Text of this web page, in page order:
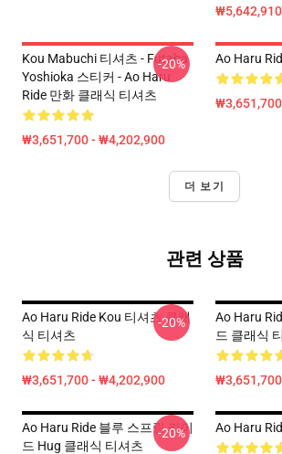
Kou Mabuchi 티셔츠 - Futaba
Yoshioka 스티커 - Ao Haru
Ride 만화 클래식 티셔츠
₩3,651,700 - ₩4,202,900
-20% Ao Haru
더 보기
관련 상품
Ao Haru Ride Kou 티셔츠 클래
식 티셔츠
₩3,651,700 - ₩4,202,900
-20%
Ao Haru
드 클래식
Ao Haru Ride 블루 스프링 라이
드 Hug 클래식 티셔츠
-20% Ao Haru